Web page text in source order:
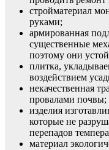
стройматериал
руками;
армированная
существенные
поэтому они
плитка,
воздействием
некачественная
провалами почвы;
изделия
которые не
перепадов
материал